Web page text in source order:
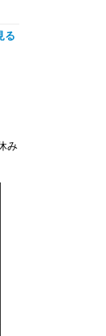
る
み